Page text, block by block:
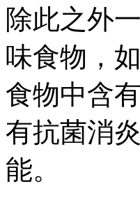
除此之外
味食物，
食物中含
有抗菌消
能。